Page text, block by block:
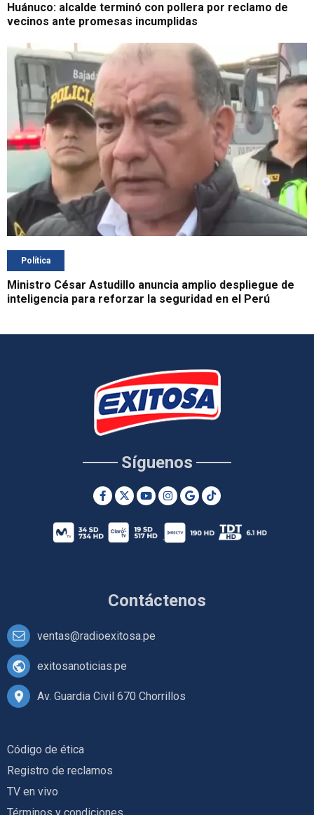
Huánuco: alcalde terminó con pollera por reclamo de
vecinos ante promesas incumplidas
Política
Ministro César Astudillo anuncia amplio despliegue de
inteligencia para reforzar la seguridad en el Perú
Contáctenos
ventas@radioexitosa.pe
exitosanoticias.pe
Av. Guardia Civil 670 Chorrillos
Síguenos
Código de ética
Registro de reclamos
TV en vivo